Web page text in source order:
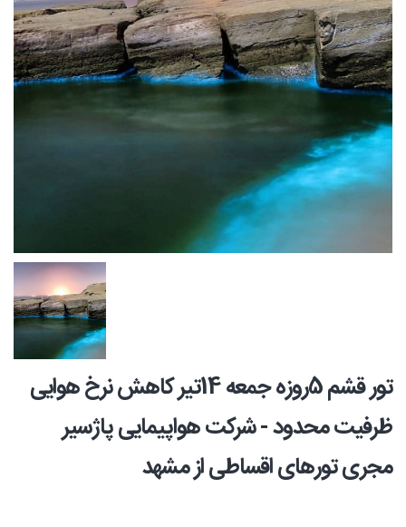
تور قشم 5روزه جمعه 14تیر کاهش نرخ هوایی
ظرفیت محدود - شرکت هواپیمایی پاژسیر
مجری تورهای اقساطی از مشهد